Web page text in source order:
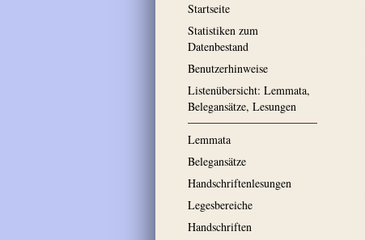
Startseite
Statistiken zum
Datenbestand
Benutzerhinweise
Listenübersicht: Lemmata,
Belegansätze, Lesungen
Lemmata
Belegansätze
Handschriftenlesungen
Legesbereiche
Handschriften